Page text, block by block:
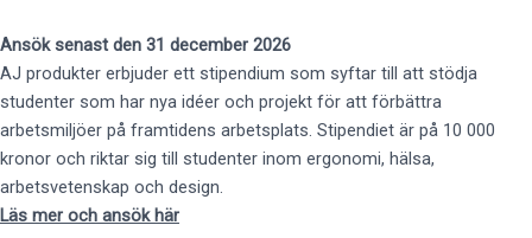
Ansök senast den 31 december 2026
AJ produkter erbjuder ett stipendium som syftar till att stödja
studenter som har nya idéer och projekt för att förbättra
arbetsmiljöer på framtidens arbetsplats. Stipendiet är på 10 000
kronor och riktar sig till studenter inom ergonomi, hälsa,
arbetsvetenskap och design.
Läs mer och ansök här